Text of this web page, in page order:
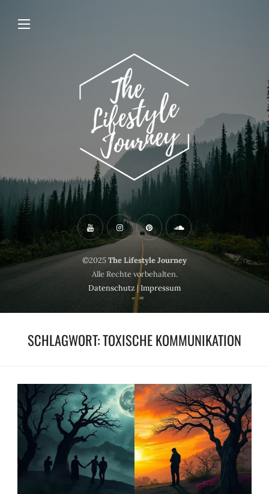
©2025The Lifestyle Journey
Alle Rechte vorbehalten.
Datenschutz|Impressum
SCHLAGWORT:TOXISCHE KOMMUNIKATION